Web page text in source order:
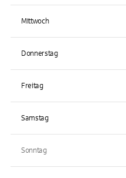
Mittwoch
Donnerstag
Freitag
Samstag
Sonntag